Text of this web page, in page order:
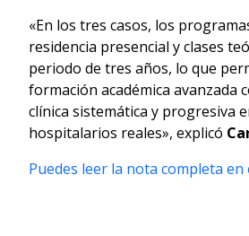
«En los tres casos, los
residencia presencial y clases
periodo de tres años, lo que
formación académica avanzada
clínica sistemática y progresiva
hospitalarios reales», explicó
Puedes leer la nota completa en